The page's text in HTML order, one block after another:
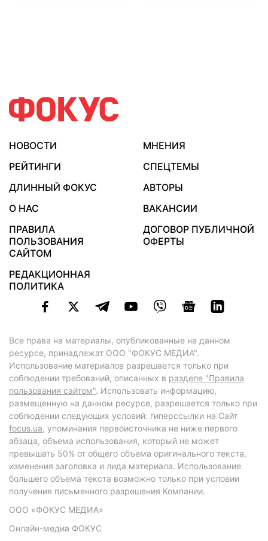
НОВОСТИ
МНЕНИЯ
РЕЙТИНГИ
СПЕЦТЕМЫ
ДЛИННЫЙ ФОКУС
АВТОРЫ
О НАС
ВАКАНСИИ
ПРАВИЛА
ПОЛЬЗОВАНИЯ
САЙТОМ
ДОГОВОР ПУБЛИЧНОЙ
ОФЕРТЫ
РЕДАКЦИОННАЯ
ПОЛИТИКА
Все права на материалы, опубликованные на данном
ресурсе, принадлежат ООО "ФОКУС МЕДИА".
Использование материалов разрешается только при
соблюдении требований, описанных в разделе "Правила
пользования сайтом". Использовать информацию,
размещенную на данном ресурсе, разрешается только при
соблюдении следующих условий: гиперссылки на Сайт
focus.ua, упоминания первоисточника не ниже первого
абзаца, объема использования, который не может
превышать 50% от общего объема оригинального текста,
изменения заголовка и лида материала. Использование
большего объема текста возможно только при условии
получения письменного разрешения Компании.
ООО «ФОКУС МЕДИА»
Онлайн-медиа ФОКУС